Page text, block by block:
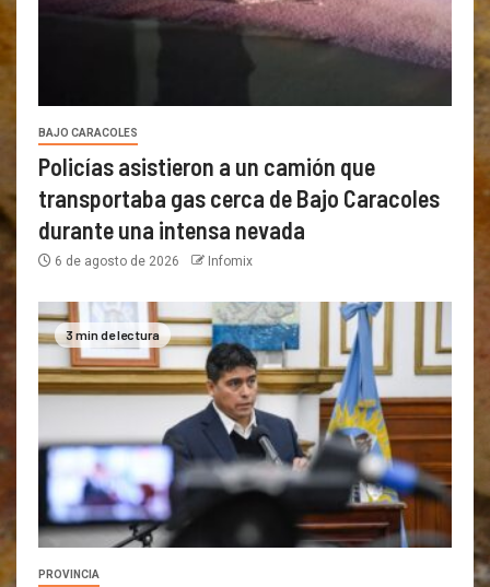
BAJO CARACOLES
Policías asistieron a un camión que
transportaba gas cerca de Bajo Caracoles
durante una intensa nevada
6 de agosto de 2026 Infomix
3 min de lectura
PROVINCIA